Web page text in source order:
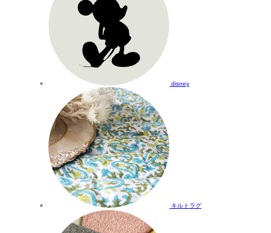
disney
キルトラグ